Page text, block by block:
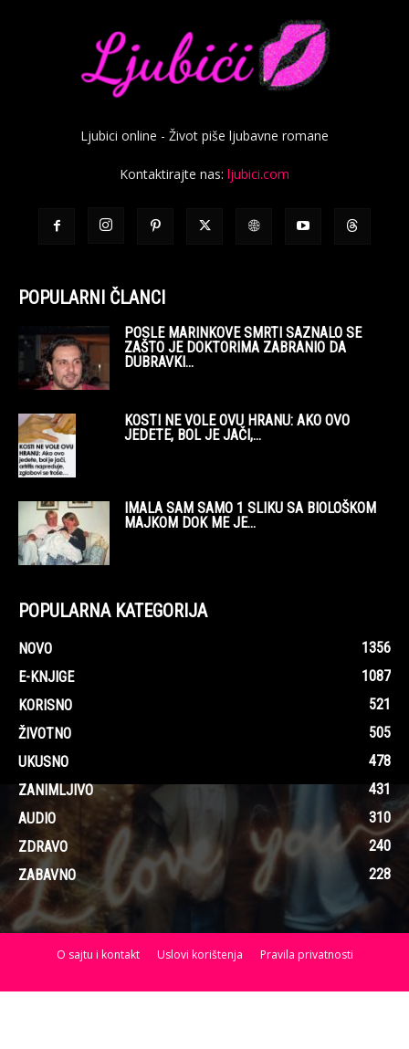
Ljubici online - Život piše ljubavne romane
Kontaktirajte nas: ljubici.com
POPULARNI ČLANCI
POSLE MARINKOVE SMRTI SAZNALO SE
ZAŠTO JE DOKTORIMA ZABRANIO DA
DUBRAVKI...
KOSTI NE VOLE OVU HRANU: AKO OVO
JEDETE, BOL JE JAČI,...
IMALA SAM SAMO 1 SLIKU SA BIOLOŠKOM
MAJKOM DOK ME JE...
POPULARNA KATEGORIJA
NOVO
1356
E-KNJIGE
1087
KORISNO
521
ŽIVOTNO
505
UKUSNO
478
ZANIMLJIVO
431
AUDIO
310
ZDRAVO
240
ZABAVNO
228
O sajtu i kontakt Uslovi korištenja Pravila privatnosti